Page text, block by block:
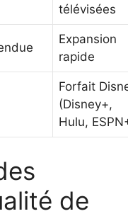
télévisées
Expansion
rapide
Forfait
(Disney+,
Hulu,
de